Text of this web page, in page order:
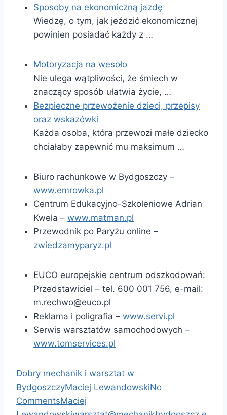
Sposoby na ekonomiczną jazdę
Wiedzę, o tym, jak jeździć ekonomicznej
powinien posiadać każdy z …
Motoryzacja na wesoło
Nie ulega wątpliwości, że śmiech w
znaczący sposób ułatwia życie, …
Bezpieczne przewożenie dzieci, przepisy
oraz wskazówki
Każda osoba, która przewozi małe dziecko
chciałaby zapewnić mu maksimum …
Biuro rachunkowe w Bydgoszczy –
www.emrowka.pl
Centrum Edukacyjno-Szkoleniowe Adrian
Kwela – www.matman.pl
Przewodnik po Paryżu online –
zwiedzamyparyz.pl
EUCO europejskie centrum odszkodowań:
Przedstawiciel – tel. 600 001 756, e-mail:
m.rechwo@euco.pl
Reklama i poligrafia – www.servi.pl
Serwis warsztatów samochodowych –
www.tomservices.pl
Dobry mechanik i warsztat w
BydgoszczyMaciej LewandowskiNo
CommentsMaciej